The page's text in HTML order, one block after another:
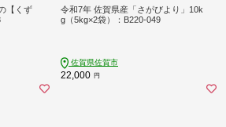
【くず
令和7年 佐賀県産「さがびより」10k
g（5kg×2袋）：B220-049
佐賀県佐賀市
22,000 円